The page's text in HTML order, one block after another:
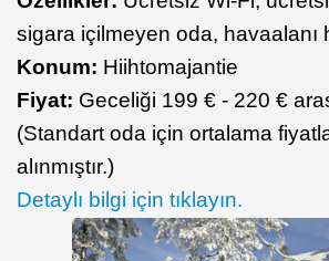
sigara içilmeyen oda, havaalanı
Konum: Hiihtomajantie
Fiyat: Geceliği 199 € - 220 €
(Standart oda için ortalama
alınmıştır.)
Detaylı bilgi için tıklayın.